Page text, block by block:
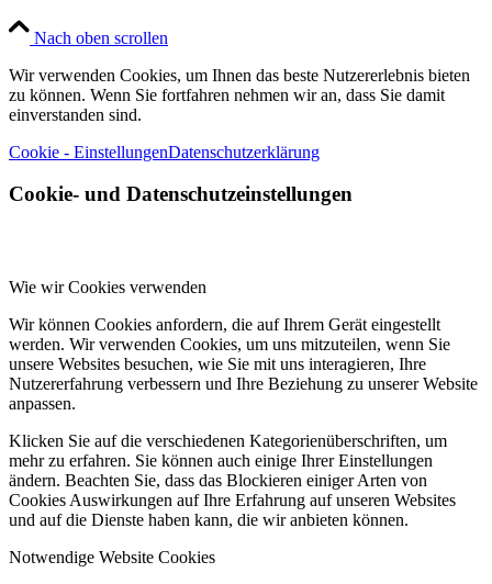
Nach oben scrollen
Wir verwenden Cookies, um Ihnen das beste Nutzererlebnis bieten
zu können. Wenn Sie fortfahren nehmen wir an, dass Sie damit
einverstanden sind.
Cookie - EinstellungenDatenschutzerklärung
Cookie- und Datenschutzeinstellungen
Wie wir Cookies verwenden
Wir können Cookies anfordern, die auf Ihrem Gerät eingestellt
werden. Wir verwenden Cookies, um uns mitzuteilen, wenn Sie
unsere Websites besuchen, wie Sie mit uns interagieren, Ihre
Nutzererfahrung verbessern und Ihre Beziehung zu unserer Website
anpassen.
Klicken Sie auf die verschiedenen Kategorienüberschriften, um
mehr zu erfahren. Sie können auch einige Ihrer Einstellungen
ändern. Beachten Sie, dass das Blockieren einiger Arten von
Cookies Auswirkungen auf Ihre Erfahrung auf unseren Websites
und auf die Dienste haben kann, die wir anbieten können.
Notwendige Website Cookies